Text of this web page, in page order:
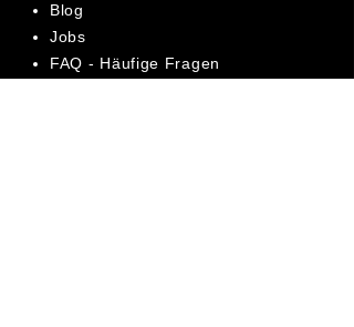
Blog
Jobs
FAQ - Häufige Fragen